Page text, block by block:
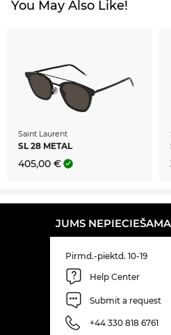
You May Also Like!
Saint Laurent
SL 28 METAL
405,00 €
JUMS
Pirmd.-piektd. 10-19
Help Center
Submit a request
+44 330 818 6761